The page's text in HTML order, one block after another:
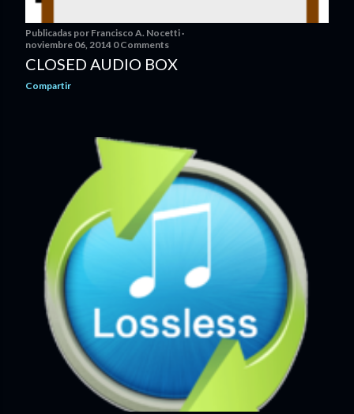
Publicadas por Francisco A. Nocetti
noviembre 06, 2014 0 Comments
CLOSED AUDIO BOX
Compartir